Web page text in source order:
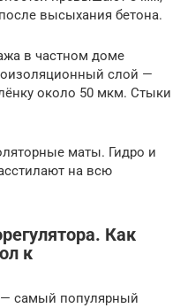
высыхания бетона.
в частном доме
слой —
около 50 мкм. Стыки
маты. Гидро и
на всю
Как
к
самый популярный